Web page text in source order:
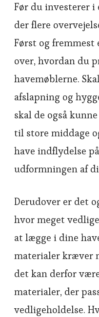
Før du investerer
der flere
Først og
over, hvordan du
havemøblerne.
afslapning og
skal de også
til store middage
have indflydelse
udformningen af
Derudover er det
hvor meget
at lægge i dine
materialer kræver
det kan derfor
materialer, der
vedligeholdelse.